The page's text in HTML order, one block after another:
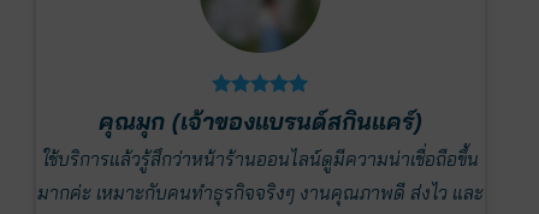
คุณมุก (เจ้าของแบรนด์สกินแคร์)
ใช้บริการแล้วรู้สึกว่าหน้าร้านออนไลน์ดูมีความน่าเชื่อถือขึ้น
มากค่ะ เหมาะกับคนทำธุรกิจจริงๆ งานคุณภาพดี ส่งไว และ